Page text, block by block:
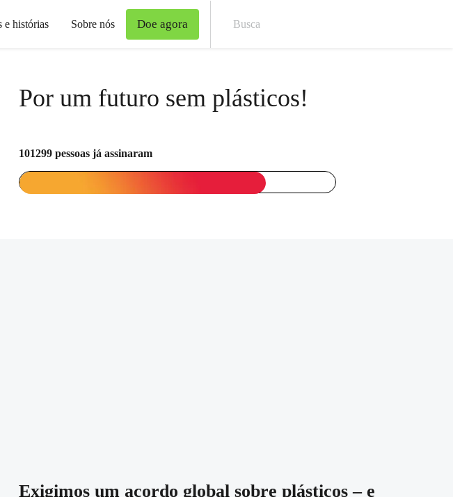
e histórias Sobre nós Doe agora
Por um futuro sem plásticos!
101299 pessoas já assinaram
Exigimos um acordo global sobre plásticos – e